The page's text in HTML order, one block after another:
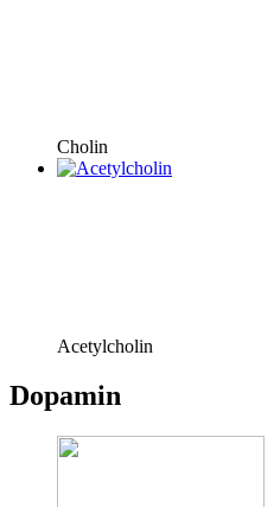
Cholin
Acetylcholin
Dopamin